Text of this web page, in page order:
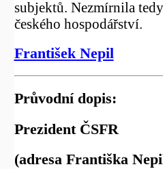
subjektů. Nezmírnila
českého hospodářství.
František Nepil
Průvodní dopis:
Prezident ČSFR
(adresa Františka